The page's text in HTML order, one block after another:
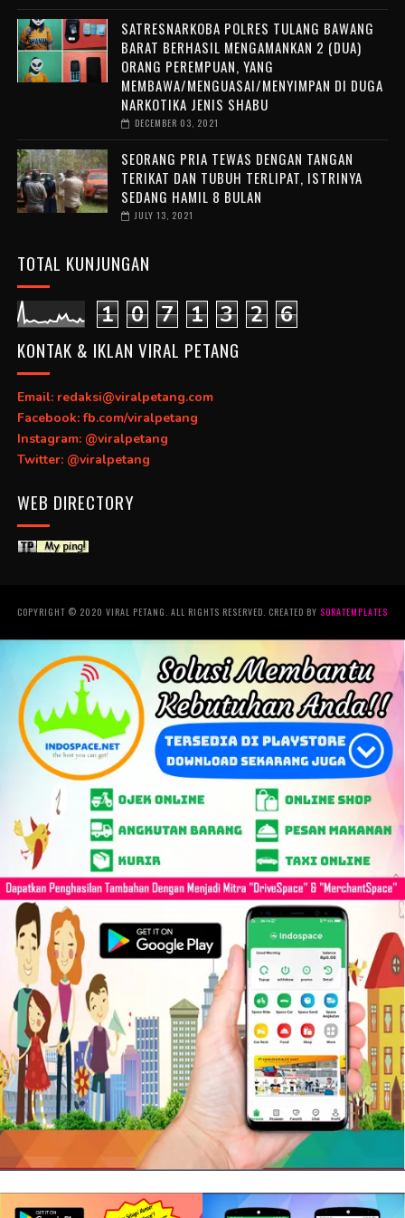
SATRESNARKOBA POLRES TULANG BAWANG
BARAT BERHASIL MENGAMANKAN 2 (DUA)
ORANG PEREMPUAN, YANG
MEMBAWA/MENGUASAI/MENYIMPAN DI DUGA
NARKOTIKA JENIS SHABU
DECEMBER 03, 2021
SEORANG PRIA TEWAS DENGAN TANGAN
TERIKAT DAN TUBUH TERLIPAT, ISTRINYA
SEDANG HAMIL 8 BULAN
JULY 13, 2021
TOTAL KUNJUNGAN
1 0 7 1 3 2 6
KONTAK & IKLAN VIRAL PETANG
Email: redaksi@viralpetang.com
Facebook: fb.com/viralpetang
Instagram: @viralpetang
Twitter: @viralpetang
WEB DIRECTORY
COPYRIGHT © 2020 VIRAL PETANG. ALL RIGHTS RESERVED. CREATED BY SORATEMPLATES